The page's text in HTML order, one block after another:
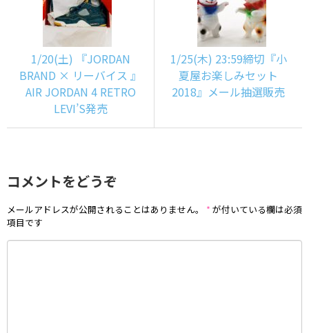
1/20(土) 『JORDAN
BRAND × リーバイス 』
AIR JORDAN 4 RETRO
LEVI’S発売
1/25(木) 23:59締切『小
夏屋お楽しみセット
2018』メール抽選販売
コメントをどうぞ
メールアドレスが公開されることはありません。 * が付いている欄は必須
項目です